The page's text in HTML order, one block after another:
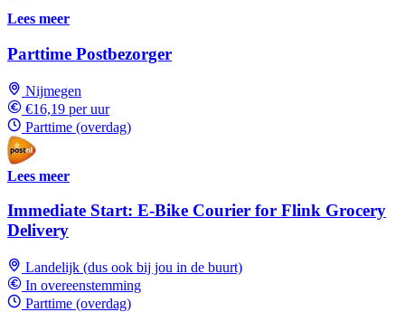
Lees meer
Parttime Postbezorger
Nijmegen
€16,19 per uur
Parttime (overdag)
Lees meer
Immediate Start: E-Bike Courier for Flink Grocery
Delivery
Landelijk (dus ook bij jou in de buurt)
In overeenstemming
Parttime (overdag)